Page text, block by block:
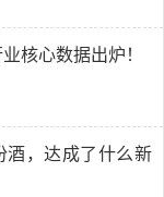
核心数据出炉！
酒，达成了什么新